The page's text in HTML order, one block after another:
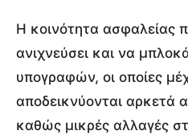
Η κοινότητα ασφαλείας
ανιχνεύσει και να
υπογραφών, οι οποίες
αποδεικνύονται αρκετά
καθώς μικρές αλλαγές